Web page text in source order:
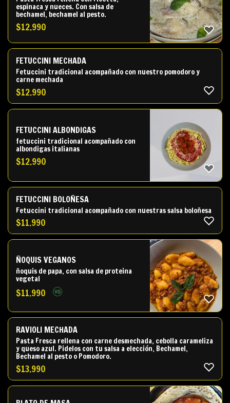
espinaca y nueces. Con salsa de
bechamel, bechamel al pesto.
$12.990
FETUCCINI MECHADA
Fetuccini tradicional acompañado con nuestro pomodoro y
carne mechada
$12.990
FETUCCINI ALBONDIGAS
fetuccini tradicional acompañado con
albondigas italianas
$12.990
FETUCCINI BOLOÑESA
Fetuccini tradicional acompañado con nuestras salsa boloñesa
$11.990
ÑOQUIS VEGANOS
ñoquis de papa, con salsa de proteina
vegetal
$11.990
RAVIOLI MECHADA
Pasta Fresca rellena con carne desmechada, cebolla carameliza
y queso azul. Pidelos con tu salsa a elección, Bechamel,
Bechamel al pesto o Pomodoro.
$13.990